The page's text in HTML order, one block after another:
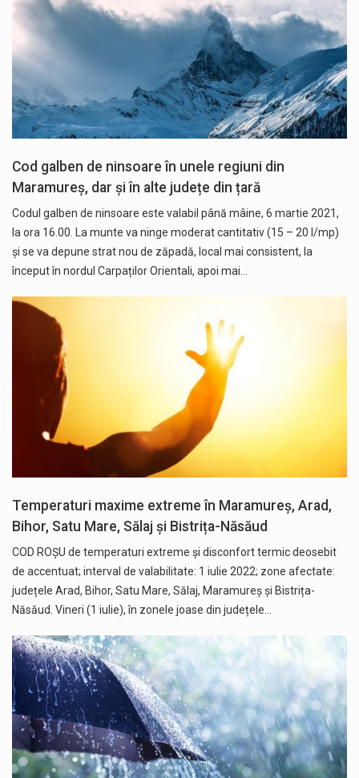
Cod galben de ninsoare în unele regiuni din
Maramureș, dar și în alte județe din țară
Codul galben de ninsoare este valabil până mâine, 6 martie 2021,
la ora 16.00. La munte va ninge moderat cantitativ (15 – 20 l/mp)
și se va depune strat nou de zăpadă, local mai consistent, la
început în nordul Carpaților Orientali, apoi mai…
Temperaturi maxime extreme în Maramureș, Arad,
Bihor, Satu Mare, Sălaj și Bistrița-Năsăud
COD ROȘU de temperaturi extreme și disconfort termic deosebit
de accentuat; interval de valabilitate: 1 iulie 2022; zone afectate:
județele Arad, Bihor, Satu Mare, Sălaj, Maramureș și Bistrița-
Năsăud. Vineri (1 iulie), în zonele joase din județele…